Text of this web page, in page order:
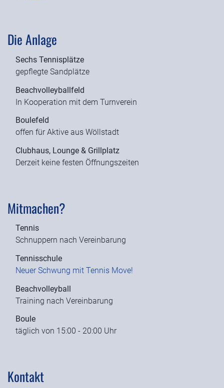
Die Anlage
Sechs Tennisplätze
gepflegte Sandplätze
Beachvolleyballfeld
In Kooperation mit dem Turnverein
Boulefeld
offen für Aktive aus Wöllstadt
Clubhaus, Lounge & Grillplatz
Derzeit keine festen Öffnungszeiten
Mitmachen?
Tennis
Schnuppern nach Vereinbarung
Tennisschule
Neuer Schwung mit Tennis Move!
Beachvolleyball
Training nach Vereinbarung
Boule
täglich von 15:00 - 20:00 Uhr
Kontakt